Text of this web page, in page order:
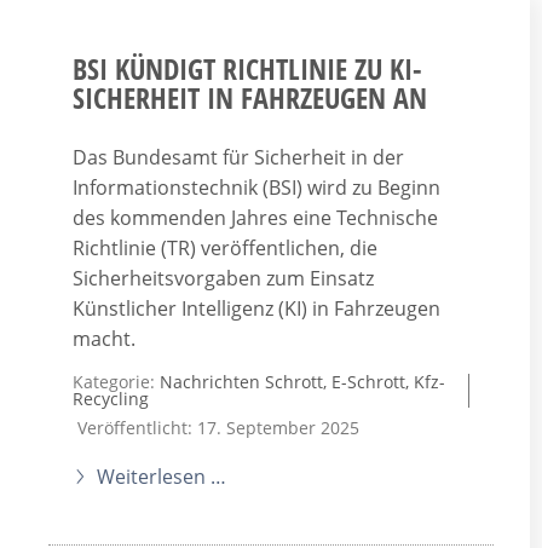
BSI KÜNDIGT RICHTLINIE ZU KI-
SICHERHEIT IN FAHRZEUGEN AN
Das Bundesamt für Sicherheit in der
Informationstechnik (BSI) wird zu Beginn
des kommenden Jahres eine Technische
Richtlinie (TR) veröffentlichen, die
Sicherheitsvorgaben zum Einsatz
Künstlicher Intelligenz (KI) in Fahrzeugen
macht.
Kategorie: Nachrichten Schrott, E-Schrott, Kfz-
Recycling
Veröffentlicht: 17. September 2025
Weiterlesen …